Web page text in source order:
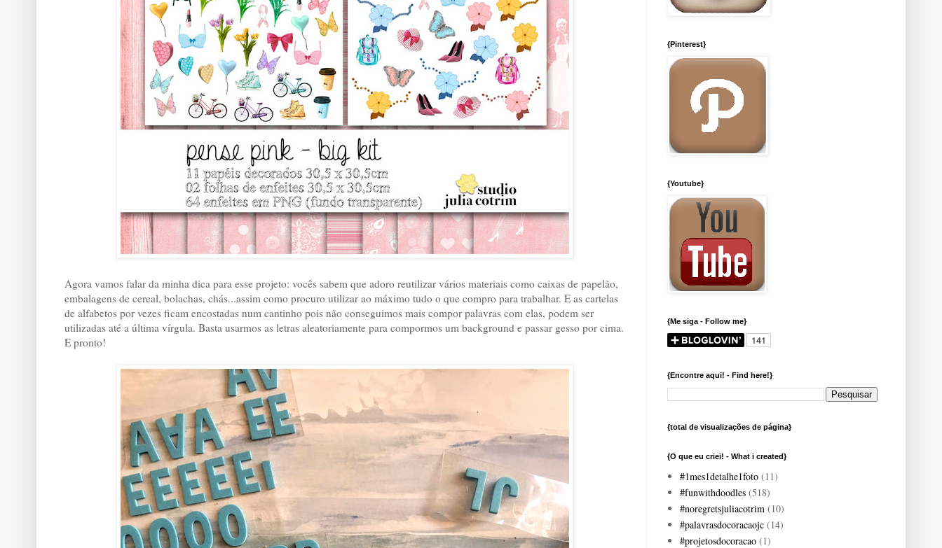
Agora vamos falar da minha dica para esse projeto: vocês sabem que adoro reutilizar vários materiais como caixas de papelão,
embalagens de cereal, bolachas, chás...assim como procuro utilizar ao máximo tudo o que compro para trabalhar. E as cartelas
de alfabetos por vezes ficam encostadas num cantinho pois não conseguimos mais compor palavras com elas, podem ser
utilizadas até a última vírgula. Basta usarmos as letras aleatoriamente para compormos um background e passar gesso por cima.
E pronto!
{Pinterest}
{Youtube}
{Me siga - Follow me}
{Encontre aqui! - Find here!}
{total de visualizações de página}
{O que eu criei! - What i created}
#1mes1detalhe1foto (11)
#funwithdoodles (518)
#noregretsjuliacotrim (10)
#palavrasdocoracaojc (14)
#projetosdocoracao (1)